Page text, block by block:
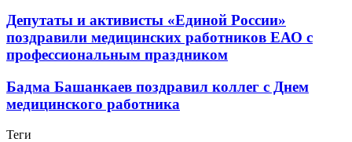
Депутаты и активисты «Единой России»
поздравили медицинских работников ЕАО с
профессиональным праздником
Бадма Башанкаев поздравил коллег с Днем
медицинского работника
Теги